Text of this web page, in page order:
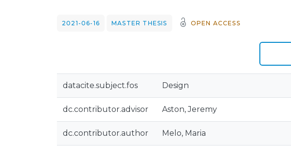
2021-06-16 MASTER THESIS OPEN ACCESS
datacite.subject.fos Design
dc.contributor.advisor Aston, Jeremy
dc.contributor.author Melo, Maria